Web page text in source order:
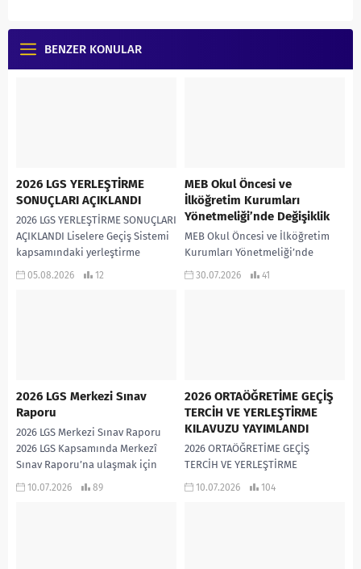
BENZER KONULAR
2026 LGS YERLEŞTİRME
SONUÇLARI AÇIKLANDI
2026 LGS YERLEŞTİRME SONUÇLARI
AÇIKLANDI Liselere Geçiş Sistemi
kapsamındaki yerleştirme
sonuçları “www.meb.gov.tr”
05.08.2026 12
MEB Okul Öncesi ve
İlköğretim Kurumları
Yönetmeliği’nde Değişiklik
MEB Okul Öncesi ve İlköğretim
Kurumları Yönetmeliği’nde
Değişiklik Yönetmelik
30.07.2026 41
2026 LGS Merkezi Sınav
Raporu
2026 LGS Merkezi Sınav Raporu
2026 LGS Kapsamında Merkezî
Sınav Raporu’na ulaşmak için
TIKLAYINIZ.
10.07.2026 89
2026 ORTAÖĞRETİME GEÇİŞ
TERCİH VE YERLEŞTİRME
KILAVUZU YAYIMLANDI
2026 ORTAÖĞRETİME GEÇİŞ
TERCİH VE YERLEŞTİRME
KILAVUZU YAYIMLANDI “2026 Yılı
10.07.2026 104